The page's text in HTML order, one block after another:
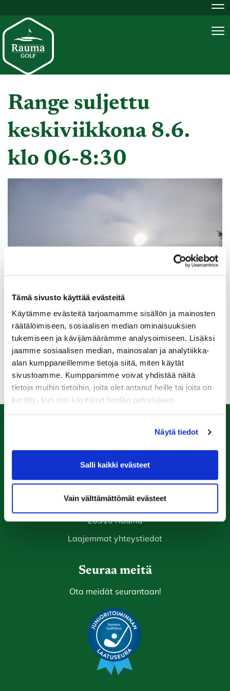
Tämä sivusto käyttää evästeitä
Käytämme evästeitä tarjoamamme sisällön ja mainosten
räätälöimiseen, sosiaalisen median ominaisuuksien
tukemiseen ja kävijämäärämme analysoimiseen. Lisäksi
jaamme sosiaalisen median, mainosalan ja analytiikka-
alan kumppaneillemme tietoja siitä, miten käytät
sivustoamme. Kumppanimme voivat yhdistää näitä
tietoja muihin tietoihin, joita olet antanut heille tai joita on
kerätty, kun olet käyttänyt heidän palvelujaan.
Näytä tiedot
Salli kaikki evästeet
Vain välttämättömät evästeet
Range suljettu
keskiviikkona 8.6.
klo 06-8:30
Rangella huoltotöitä. Suljettu keskiviikkona klo 06-8:30.
caddiemaster@raumagolf.fi
Rauma Golf
26510 Rauma
Laajemmat yhteystiedot
Seuraa meitä
Ota meidät seurantaan!